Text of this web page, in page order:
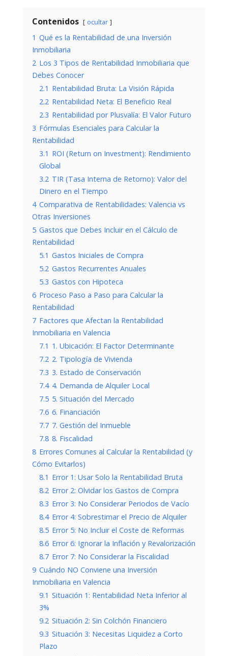
Contenidos ocultar
1 Qué es la Rentabilidad de una Inversión
Inmobiliaria
2 Los 3 Tipos de Rentabilidad Inmobiliaria que
Debes Conocer
2.1 Rentabilidad Bruta: La Visión Rápida
2.2 Rentabilidad Neta: El Beneficio Real
2.3 Rentabilidad por Plusvalía: El Valor Futuro
3 Fórmulas Esenciales para Calcular la
Rentabilidad
3.1 ROI (Return on Investment): Rendimiento
Global
3.2 TIR (Tasa Interna de Retorno): Valor del
Dinero en el Tiempo
4 Comparativa de Rentabilidades: Valencia vs
Otras Inversiones
5 Gastos que Debes Incluir en el Cálculo de
Rentabilidad
5.1 Gastos Iniciales de Compra
5.2 Gastos Recurrentes Anuales
5.3 Gastos con Hipoteca
6 Proceso Paso a Paso para Calcular la
Rentabilidad
7 Factores que Afectan la Rentabilidad
Inmobiliaria en Valencia
7.1 1. Ubicación: El Factor Determinante
7.2 2. Tipología de Vivienda
7.3 3. Estado de Conservación
7.4 4. Demanda de Alquiler Local
7.5 5. Situación del Mercado
7.6 6. Financiación
7.7 7. Gestión del Inmueble
7.8 8. Fiscalidad
8 Errores Comunes al Calcular la Rentabilidad (y
Cómo Evitarlos)
8.1 Error 1: Usar Solo la Rentabilidad Bruta
8.2 Error 2: Olvidar los Gastos de Compra
8.3 Error 3: No Considerar Periodos de Vacío
8.4 Error 4: Sobrestimar el Precio de Alquiler
8.5 Error 5: No Incluir el Coste de Reformas
8.6 Error 6: Ignorar la Inflación y Revalorización
8.7 Error 7: No Considerar la Fiscalidad
9 Cuándo NO Conviene una Inversión
Inmobiliaria en Valencia
9.1 Situación 1: Rentabilidad Neta Inferior al
3%
9.2 Situación 2: Sin Colchón Financiero
9.3 Situación 3: Necesitas Liquidez a Corto
Plazo